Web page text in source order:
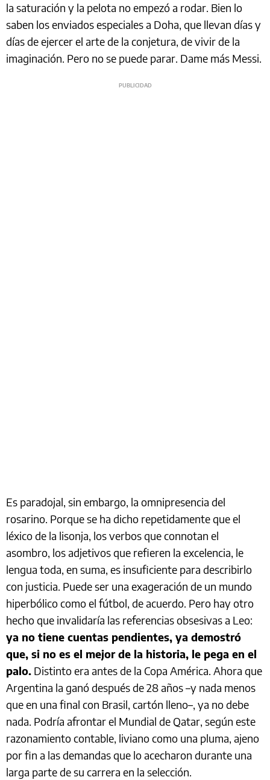
la saturación y la pelota no empezó a rodar. Bien lo
saben los enviados especiales a Doha, que llevan días y
días de ejercer el arte de la conjetura, de vivir de la
imaginación. Pero no se puede parar. Dame más Messi.
Es paradojal, sin embargo, la omnipresencia del
rosarino. Porque se ha dicho repetidamente que el
léxico de la lisonja, los verbos que connotan el
asombro, los adjetivos que refieren la excelencia, le
lengua toda, en suma, es insuficiente para describirlo
con justicia. Puede ser una exageración de un mundo
hiperbólico como el fútbol, de acuerdo. Pero hay otro
hecho que invalidaría las referencias obsesivas a Leo:
ya no tiene cuentas pendientes, ya demostró
que, si no es el mejor de la historia, le pega en el
palo. Distinto era antes de la Copa América. Ahora que
Argentina la ganó después de 28 años –y nada menos
que en una final con Brasil, cartón lleno–, ya no debe
nada. Podría afrontar el Mundial de Qatar, según este
razonamiento contable, liviano como una pluma, ajeno
por fin a las demandas que lo acecharon durante una
larga parte de su carrera en la selección.